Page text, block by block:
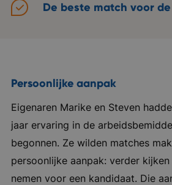
De beste match voor
Persoonlijke aanpak
Eigenaren Marike en Steven
jaar ervaring in de
begonnen. Ze wilden matches
persoonlijke aanpak: verder
nemen voor een kandidaat. Die